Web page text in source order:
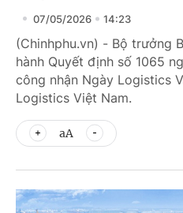
07/05/2026 14:23
(Chinhphu.vn) - Bộ trưởng
hành Quyết định số 1065
công nhận Ngày Logistics
Logistics Việt Nam.
aA